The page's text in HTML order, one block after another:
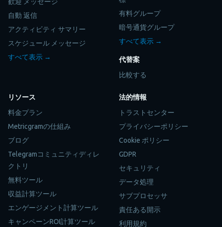
自動 返信
アクティビティ サマリー
スケジュール メッセージ
すべて表示 →
有料グループ
暗号通貨グループ
すべて表示 →
代替案
比較する
リソース
料金プラン
Metricgramの仕組み
ブログ
Telegramコミュニティディレ
クトリ
無料ツール
収益計算ツール
エンゲージメント計算ツール
キャンペーンROI計算ツール
法的情報
トラストセンター
プライバシーポリシー
Cookie ポリシー
GDPR
セキュリティ
データ処理
サブプロセッサ
責任ある開示
利用規約